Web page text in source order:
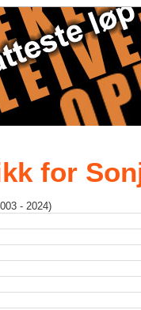
for
- 2024)